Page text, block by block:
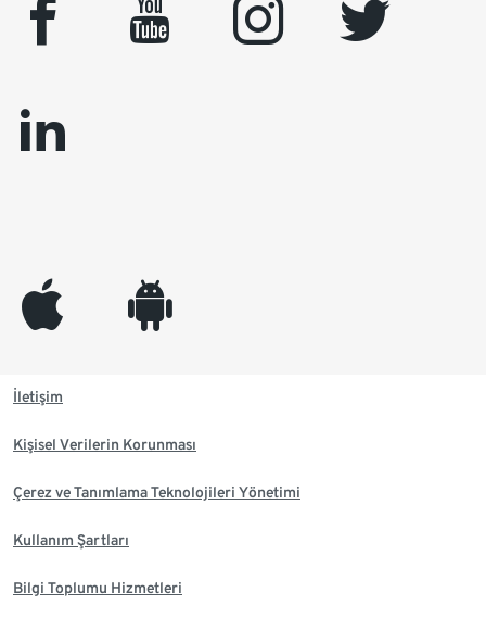
facebook youtube instagram
twitter
linkedin
appleinc android
İletişim
Kişisel Verilerin Korunması
Çerez ve Tanımlama Teknolojileri Yönetimi
Kullanım Şartları
Bilgi Toplumu Hizmetleri